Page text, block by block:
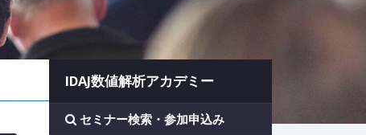
IDAJ数値解析アカデミー
セミナー検索・参加申込み